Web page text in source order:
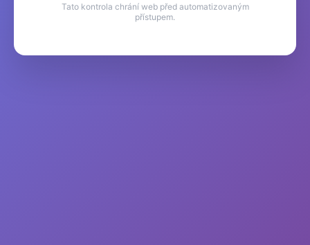
Tato kontrola chrání web před automatizovaným
přístupem.